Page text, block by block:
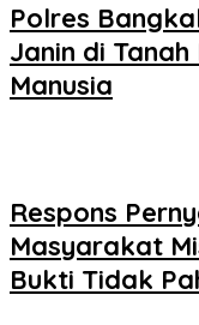
Polres
Janin di
Manusia
Respons
Masyarakat
Bukti Tidak